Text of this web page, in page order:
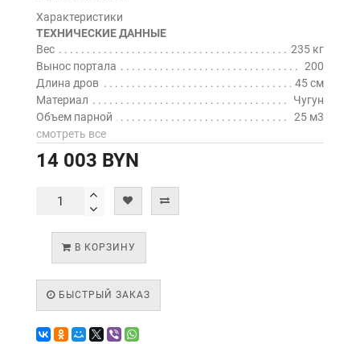
Характеристики
ТЕХНИЧЕСКИЕ ДАННЫЕ
Вес
235 кг
Вынос портала
200
Длина дров
45 см
Материал
Чугун
Объем парной
25 м3
смотреть все
14 003 BYN
В КОРЗИНУ
БЫСТРЫЙ ЗАКАЗ